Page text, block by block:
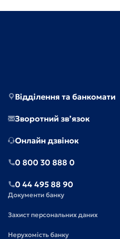
Відділення та банкомати
Зворотний зв’язок
Онлайн дзвінок
0 800 30 888 0
0 44 495 88 90
Документи банку
Захист персональних даних
Нерухомість банку